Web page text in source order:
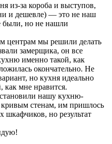
из-за короба и выступов,
и дешевле) — это не наш
были, но не нашли
центрам мы решили делать
замерщика, он все
именно такой, как
окончательно. Не
но кухня идеально
как мне нравится.
нашу кухню-
стенам, им пришлось
шкафчиков, но результат